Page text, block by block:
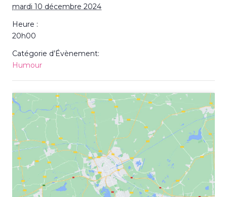
mardi 10 décembre 2024
Heure :
20h00
Catégorie d’Évènement:
Humour